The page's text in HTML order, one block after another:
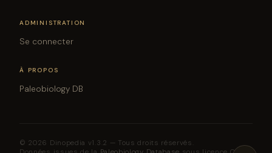
ADMINISTRATION
Se connecter
À PROPOS
Paleobiology DB
© 2026 Dinopedia v1.3.2 — Tous droits réservés.